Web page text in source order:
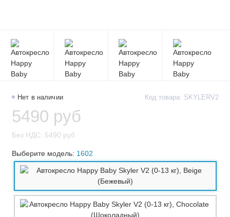
Нет в наличии Код товара: SKYLERV2
5490 руб
Без НДС: 5490 руб
Выберите модель: 1602